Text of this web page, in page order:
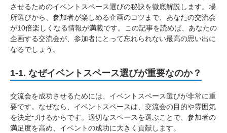
させるためのイベントスペース選びの秘訣を徹底解説します。場
所選びから、参加者が楽しめる企画のコツまで、あなたの交流会
が10倍楽しくなる情報が満載です。この記事を読めば、あなたの
企画する交流会が、参加者にとって忘れられない最高の思い出に
なるでしょう。
1-1. なぜイベントスペース選びが重要なのか？
交流会を成功させるためには、イベントスペース選びが非常に重
要です。なぜなら、イベントスペースは、交流会の目的や雰囲気
を決定づけるからです。適切なスペースを選ぶことで、参加者の
満足度を高め、イベントの成功に大きく貢献します。